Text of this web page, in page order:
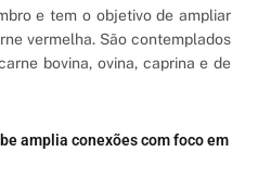
e tem o objetivo de ampliar
vermelha. São contemplados
bovina, ovina, caprina e de
amplia conexões com foco em